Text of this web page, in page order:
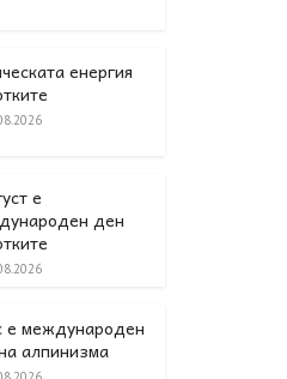
енергия
е
ден
е международен
алпинизма